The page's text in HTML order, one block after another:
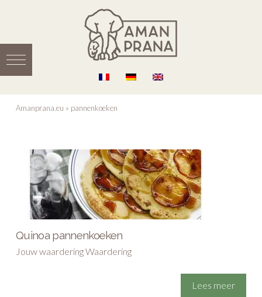
Amanprana.eu » pannenkoeken
Quinoa pannenkoeken
Jouw waardering Waardering
Lees meer